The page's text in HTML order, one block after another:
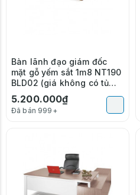
Bàn lãnh đạo giám đốc
mặt gỗ yếm sắt 1m8 NT190
BLD02 (giá không có tủ
phụ)
5.200.000₫
Đã bán 999+